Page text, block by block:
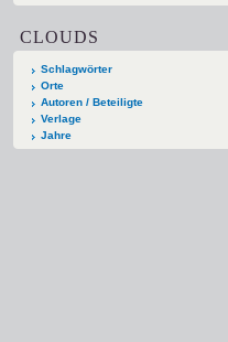
CLOUDS
Schlagwörter
Orte
Autoren / Beteiligte
Verlage
Jahre